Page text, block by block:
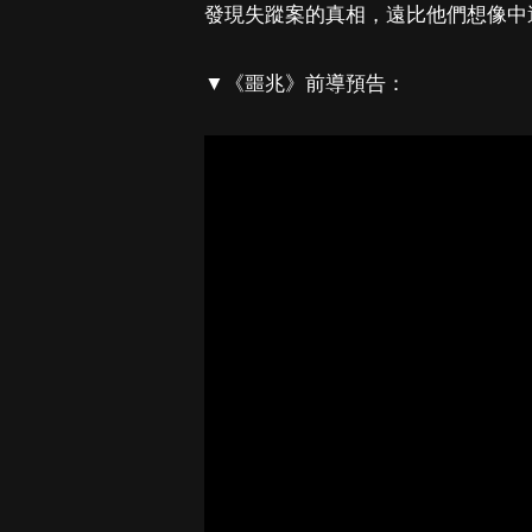
發現失蹤案的真相，遠比他們想像
▼《噩兆》前導預告：